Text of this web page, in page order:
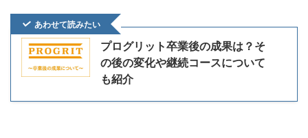
あわせて読みたい
プログリット卒業後の成果は？そ
の後の変化や継続コースについて
も紹介